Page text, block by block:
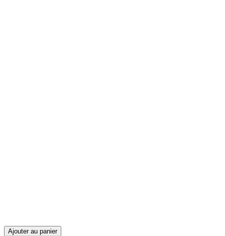
Ajouter au panier